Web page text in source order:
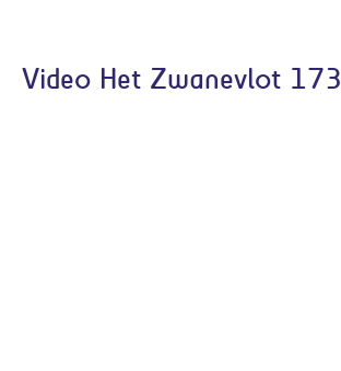
Video Het Zwanevlot 173